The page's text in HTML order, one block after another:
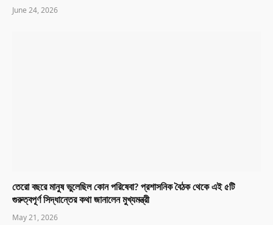
June 24, 2026
তেরো বছরে মানুষ ভুলেছিল কোন পরিষেবা? প্রশাসনিক বৈঠক থেকে এই ৫টি
গুরুত্বপূর্ণ সিদ্ধান্তের কথা জানালেন মুখ্যমন্ত্রী
May 21, 2026